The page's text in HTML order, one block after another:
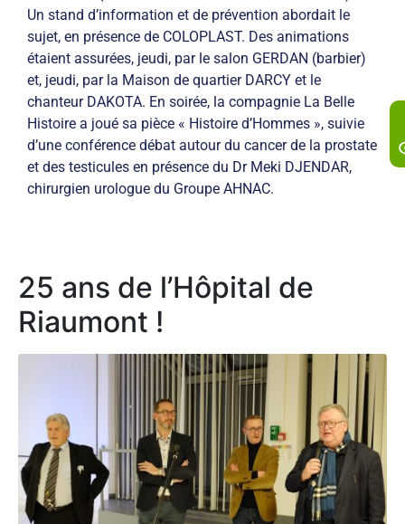
Un stand d’information et de prévention abordait le
sujet, en présence de COLOPLAST. Des animations
étaient assurées, jeudi, par le salon GERDAN (barbier)
et, jeudi, par la Maison de quartier DARCY et le
chanteur DAKOTA. En soirée, la compagnie La Belle
Histoire a joué sa pièce « Histoire d’Hommes », suivie
d’une conférence débat autour du cancer de la prostate
et des testicules en présence du Dr Meki DJENDAR,
chirurgien urologue du Groupe AHNAC.
25 ans de l’Hôpital de
Riaumont !